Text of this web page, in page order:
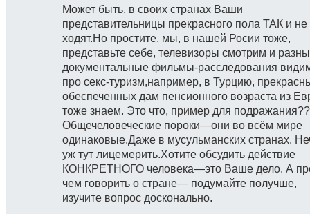
Может быть, в своих странах Ваши
представительницы прекрасного пола ТАК и не
ходят.Но простите, мы, в нашей Росии тоже,
представьте себе, телевизоры смотрим и
документальные фильмы-расследования
про секс-туризм,например, в Турцию,
обеспеченных дам пенсионного возраста из
тоже знаем. Это что, пример для
Общечеловеческие пороки—они во всём мире
одинаковые.Даже в мусульманских странах.
уж тут лицемерить.Хотите обсудить действие
КОНКРЕТНОГО человека—это Ваше дело. А
чем говорить о стране— подумайте получше,
изучите вопрос досконально.